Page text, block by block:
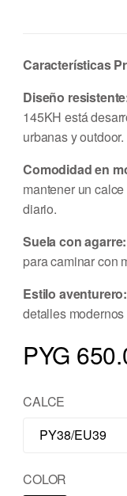
Características
Diseño
145KH está
urbanas y outdoor.
Comodidad en
mantener un
diario.
Suela con agarre:
para caminar con
Estilo aventurero:
detalles
PYG
CALCE
COLOR